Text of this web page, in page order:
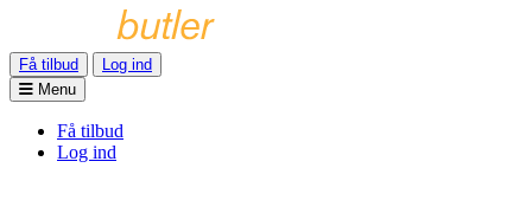
Få tilbud
Log ind
Menu
Få tilbud
Log ind